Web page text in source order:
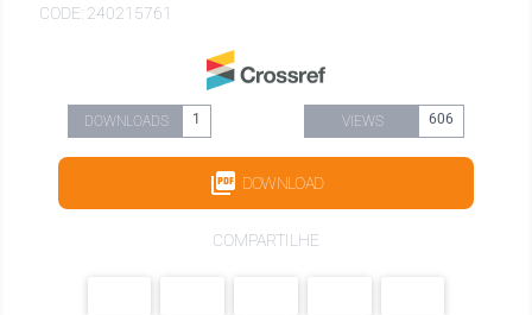
CODE: 240215761
DOWNLOADS 1 VIEWS 606
DOWNLOAD
COMPARTILHE